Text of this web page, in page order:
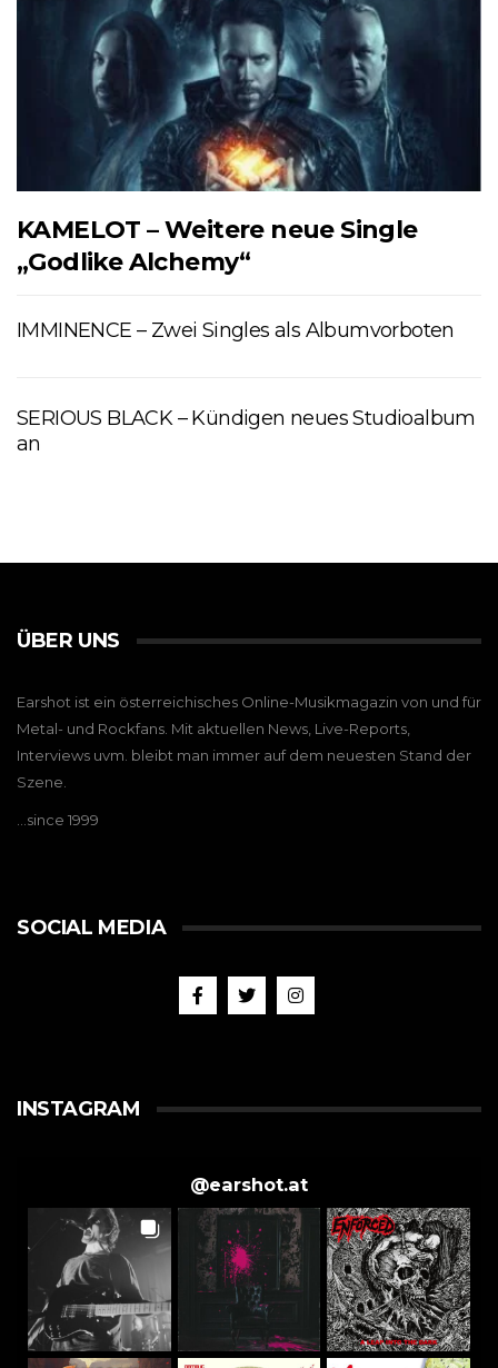
KAMELOT – Weitere neue Single
„Godlike Alchemy“
IMMINENCE – Zwei Singles als Albumvorboten
SERIOUS BLACK – Kündigen neues Studioalbum
an
ÜBER UNS
Earshot ist ein österreichisches Online-Musikmagazin von und für
Metal- und Rockfans. Mit aktuellen News, Live-Reports,
Interviews uvm. bleibt man immer auf dem neuesten Stand der
Szene.
…since 1999
SOCIAL MEDIA
INSTAGRAM
@earshot.at